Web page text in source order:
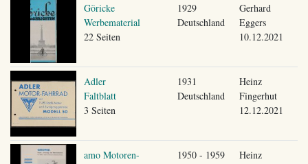
Göricke
Werbematerial
22 Seiten
1929
Deutschland
Gerhard
Eggers
10.12.2021
Adler
Faltblatt
3 Seiten
1931
Deutschland
Heinz
Fingerhut
12.12.2021
amo Motoren-
1950 - 1959
Heinz